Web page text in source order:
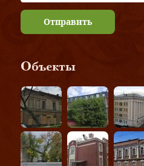
Отправить
Объекты